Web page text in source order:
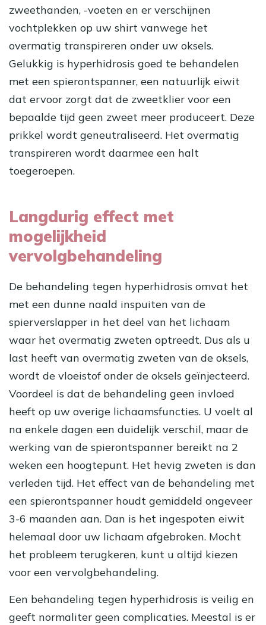
zweethanden, -voeten en er verschijnen
vochtplekken op uw shirt vanwege het
overmatig transpireren onder uw oksels.
Gelukkig is hyperhidrosis goed te behandelen
met een spierontspanner, een natuurlijk eiwit
dat ervoor zorgt dat de zweetklier voor een
bepaalde tijd geen zweet meer produceert. Deze
prikkel wordt geneutraliseerd. Het overmatig
transpireren wordt daarmee een halt
toegeroepen.
Langdurig effect met
mogelijkheid
vervolgbehandeling
De behandeling tegen hyperhidrosis omvat het
met een dunne naald inspuiten van de
spierverslapper in het deel van het lichaam
waar het overmatig zweten optreedt. Dus als u
last heeft van overmatig zweten van de oksels,
wordt de vloeistof onder de oksels geïnjecteerd.
Voordeel is dat de behandeling geen invloed
heeft op uw overige lichaamsfuncties. U voelt al
na enkele dagen een duidelijk verschil, maar de
werking van de spierontspanner bereikt na 2
weken een hoogtepunt. Het hevig zweten is dan
verleden tijd. Het effect van de behandeling met
een spierontspanner houdt gemiddeld ongeveer
3-6 maanden aan. Dan is het ingespoten eiwit
helemaal door uw lichaam afgebroken. Mocht
het probleem terugkeren, kunt u altijd kiezen
voor een vervolgbehandeling.
Een behandeling tegen hyperhidrosis is veilig en
geeft normaliter geen complicaties. Meestal is er